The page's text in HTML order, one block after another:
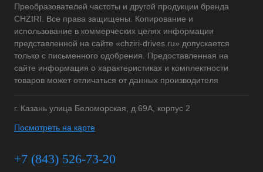
Преобразователей частоты и другой продукции бренда
CHZIRI. Все права защищены. Копирование и
использование в коммерческих целях информации
представленной на сайте «chziri-drives.ru» допускается
только с письменного одобрения. Предоставленная на
сайте информация о характеристиках и комплектности
товаров может отличаться от данных производителя
г. Казань улица Беломорская, д.69А, корпус 2
Посмотреть на карте
+7 (843) 526-73-20